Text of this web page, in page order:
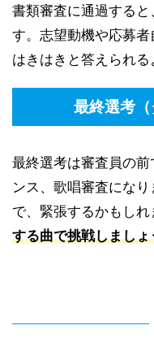
書類審査に通過する
す。志望動機や応募者
はきはきと答えられる
最終選考（
最終選考は審査員の
ンス、歌唱審査にな
で、緊張するかもしれ
する曲で挑戦しましょ